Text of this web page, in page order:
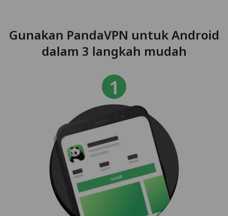
Gunakan PandaVPN untuk Android
dalam 3 langkah mudah